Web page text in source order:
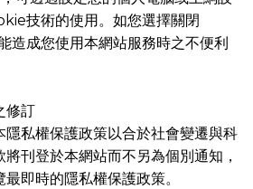
技術的使用。如您選擇關閉
造成您使用本網站服務時之不便利
修訂
隱私權保護政策以合於社會變遷與科
刊登於本網站而不另為個別通知，
即時的隱私權保護政策。